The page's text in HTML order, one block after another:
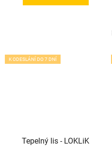
K ODESLÁNÍ DO 7 DNÍ
Tepelný lis - LOKLiK